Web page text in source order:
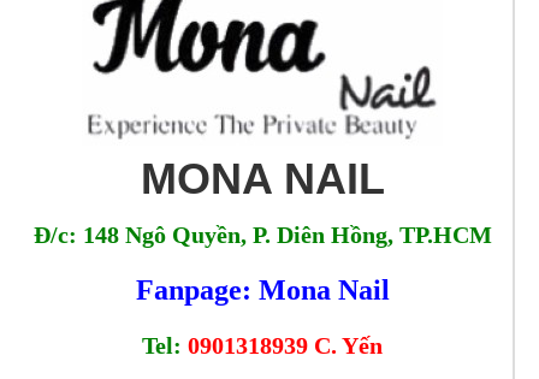
MONA NAIL
Đ/c: 148 Ngô Quyền, P. Diên Hồng, TP.HCM
Fanpage: Mona Nail
Tel: 0901318939 C. Yến